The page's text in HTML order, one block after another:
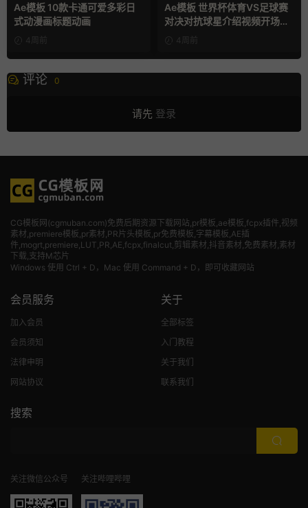
Ae模板 10款卡通可爱多彩日
式动漫画标题动画
4周前
Ae模板 世界杯体育VS足球赛
对决对抗球星介绍视频开场片
4周前
评论 0
请先 登录
CG模板网(cgmuban.com)免费后期资源下载网站,pr模板,ae模板,fcpx插件,视频
素材 ,premiere模板,pr素材,PR片头模板,pr免费模板,字幕模板,AE插
件,mogrt,premiere,LUT,PR,AE,fcpx,finalcut,剪辑素材,抖音素材,免费素材,素材
下载,支持M芯片
Windows 使用 Ctrl + D，Mac 使用 Command + D，即可收藏网站
会员服务
加入会员
会员须知
法律申明
网站协议
关于
全部标签
入门教程
关于我们
联系我们
搜索
关注微信公众号 关注哔哩哔哩